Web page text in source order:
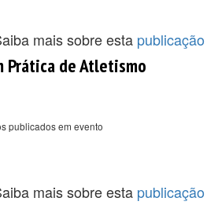
mais sobre esta publicação
Prática de Atletismo
publicados em evento
mais sobre esta publicação